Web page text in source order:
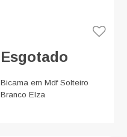
Esgotado
Bicama em Mdf Solteiro
Branco Elza